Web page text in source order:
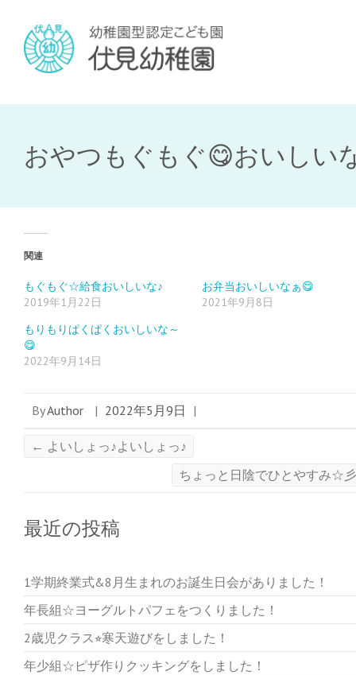
おやつもぐもぐ😋おいしい
関連
もぐもぐ☆給食おいしいな♪
2019年1月22日
お弁当おいしいなぁ😋
2021年9月8日
もりもりぱくぱくおいしいな～
😋
2022年9月14日
ByAuthor | 2022年5月9日 |
← よいしょっ♪よいしょっ♪
ちょっと日陰でひとやすみ☆
最近の投稿
1学期終業式&8月生まれのお誕生日会がありました！
年長組☆ヨーグルトパフェをつくりました！
2歳児クラス⭐︎寒天遊びをしました！
年少組☆ピザ作りクッキングをしました！